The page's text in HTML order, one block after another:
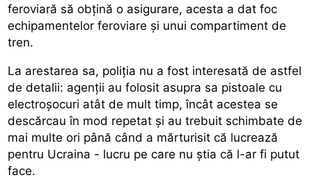
feroviară să obțină o asigurare, acesta a dat foc
echipamentelor feroviare și unui compartiment de
tren.
La arestarea sa, poliția nu a fost interesată de astfel
de detalii: agenții au folosit asupra sa pistoale cu
electroșocuri atât de mult timp, încât acestea se
descărcau în mod repetat și au trebuit schimbate de
mai multe ori până când a mărturisit că lucrează
pentru Ucraina - lucru pe care nu știa că l-ar fi putut
face.